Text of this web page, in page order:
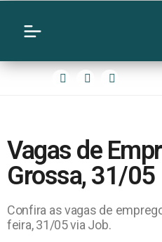
Vagas de
Grossa, 31/05
Confira as vagas de
feira, 31/05 via Job.